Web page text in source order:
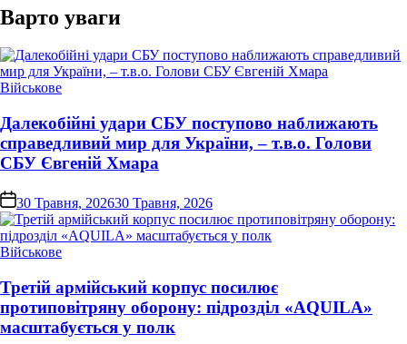
Варто уваги
Опублікувати
Військове
Далекобійні удари СБУ поступово наближають
справедливий мир для України, – т.в.о. Голови
СБУ Євгеній Хмара
on30 Травня, 202630 Травня, 2026
Опублікувати
Військове
Третій армійський корпус посилює
протиповітряну оборону: підрозділ «AQUILA»
масштабується у полк